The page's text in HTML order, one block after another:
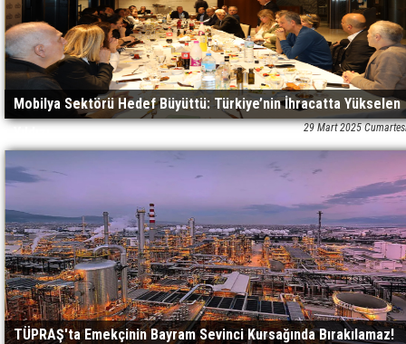
Mobilya Sektörü Hedef Büyüttü: Türkiye’nin İhracatta Yükselen
29 Mart 2025
TÜPRAŞ'ta Emekçinin Bayram Sevinci Kursağında Bırakılamaz!